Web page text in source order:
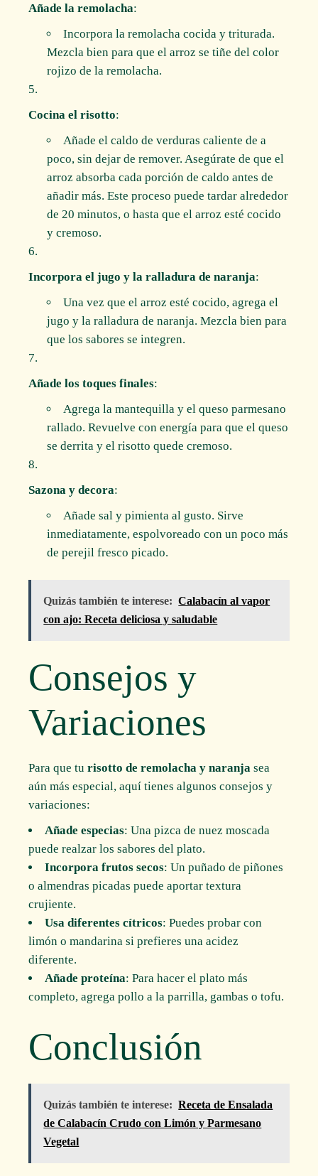
Añade la remolacha:
Incorpora la remolacha cocida y triturada.
Mezcla bien para que el arroz se tiñe del color
rojizo de la remolacha.
Cocina el risotto:
Añade el caldo de verduras caliente de a
poco, sin dejar de remover. Asegúrate de que el
arroz absorba cada porción de caldo antes de
añadir más. Este proceso puede tardar alrededor
de 20 minutos, o hasta que el arroz esté cocido
y cremoso.
Incorpora el jugo y la ralladura de naranja:
Una vez que el arroz esté cocido, agrega el
jugo y la ralladura de naranja. Mezcla bien para
que los sabores se integren.
Añade los toques finales:
Agrega la mantequilla y el queso parmesano
rallado. Revuelve con energía para que el queso
se derrita y el risotto quede cremoso.
Sazona y decora:
Añade sal y pimienta al gusto. Sirve
inmediatamente, espolvoreado con un poco más
de perejil fresco picado.
Quizás también te interese: Calabacín al vapor
con ajo: Receta deliciosa y saludable
Consejos y
Variaciones
Para que turisotto de remolacha y naranja sea
aún más especial, aquí tienes algunos consejos y
variaciones:
Añade especias: Una pizca de nuez moscada
puede realzar los sabores del plato.
Incorpora frutos secos: Un puñado de piñones
o almendras picadas puede aportar textura
crujiente.
Usa diferentes cítricos: Puedes probar con
limón o mandarina si prefieres una acidez
diferente.
Añade proteína: Para hacer el plato más
completo, agrega pollo a la parrilla, gambas o tofu.
Conclusión
Quizás también te interese: Receta de Ensalada
de Calabacín Crudo con Limón y Parmesano
Vegetal